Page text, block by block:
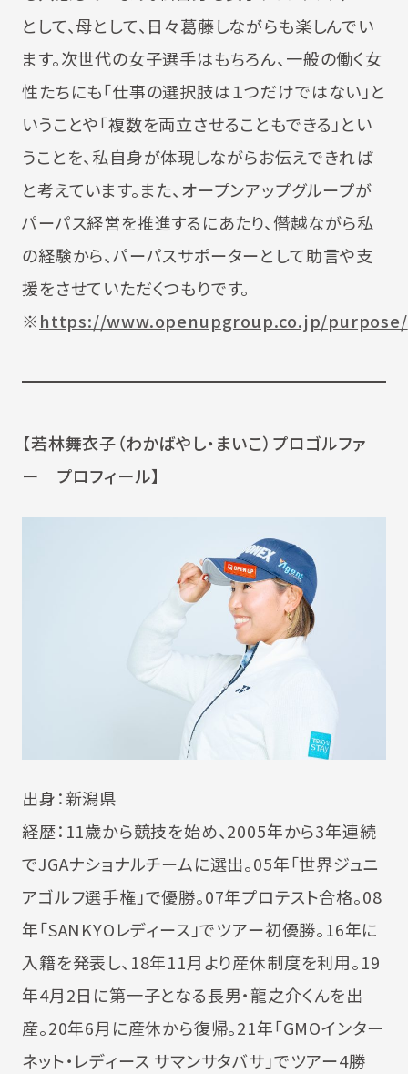
として、母として、日々葛藤しながらも楽しんでい
ます。次世代の女子選手はもちろん、一般の働く女
性たちにも「仕事の選択肢は１つだけではない」と
いうことや「複数を両立させることもできる」とい
うことを、私自身が体現しながらお伝えできれば
と考えています。また、オープンアップグループが
パーパス経営を推進するにあたり、僭越ながら私
の経験から、パーパスサポーターとして助言や支
援をさせていただくつもりです。
※https://www.openupgroup.co.jp/purpose/
【若林舞衣子（わかばやし・まいこ）プロゴルファ
ー プロフィール】
出身：新潟県
経歴：11歳から競技を始め、2005年から3年連続
でJGAナショナルチームに選出。05年「世界ジュニ
アゴルフ選手権」で優勝。07年プロテスト合格。08
年「SANKYOレディース」でツアー初優勝。16年に
入籍を発表し、18年11月より産休制度を利用。19
年4月2日に第一子となる長男・龍之介くんを出
産。20年6月に産休から復帰。21年「GMOインター
ネット・レディース サマンサタバサ」でツアー4勝